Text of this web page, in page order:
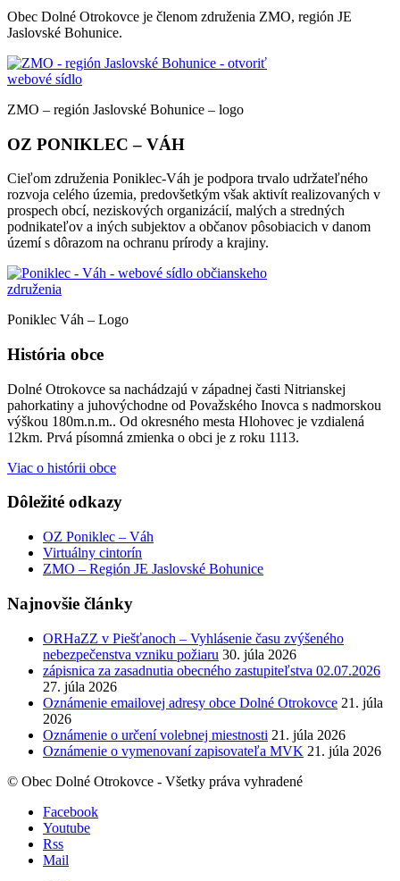
Obec Dolné Otrokovce je členom združenia ZMO, región JE
Jaslovské Bohunice.
ZMO – región Jaslovské Bohunice – logo
OZ PONIKLEC – VÁH
Cieľom združenia Poniklec-Váh je podpora trvalo udržateľného
rozvoja celého územia, predovšetkým však aktivít realizovaných v
prospech obcí, neziskových organizácií, malých a stredných
podnikateľov a iných subjektov a občanov pôsobiacich v danom
území s dôrazom na ochranu prírody a krajiny.
Poniklec Váh – Logo
História obce
Dolné Otrokovce sa nachádzajú v západnej časti Nitrianskej
pahorkatiny a juhovýchodne od Považského Inovca s nadmorskou
výškou 180m.n.m.. Od okresného mesta Hlohovec je vzdialená
12km. Prvá písomná zmienka o obci je z roku 1113.
Viac o histórii obce
Dôležité odkazy
OZ Poniklec – Váh
Virtuálny cintorín
ZMO – Región JE Jaslovské Bohunice
Najnovšie články
ORHaZZ v Piešťanoch – Vyhlásenie času zvýšeného
nebezpečenstva vzniku požiaru 30. júla 2026
zápisnica za zasadnutia obecného zastupiteľstva 02.07.2026
27. júla 2026
Oznámenie emailovej adresy obce Dolné Otrokovce 21. júla
2026
Oznámenie o určení volebnej miestnosti 21. júla 2026
Oznámenie o vymenovaní zapisovateľa MVK 21. júla 2026
© Obec Dolné Otrokovce - Všetky práva vyhradené
Facebook
Youtube
Rss
Mail